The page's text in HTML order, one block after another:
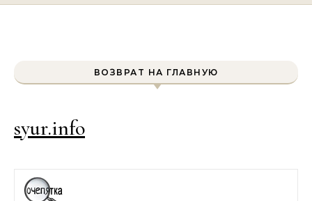
ВОЗВРАТ НА ГЛАВНУЮ
syur.info